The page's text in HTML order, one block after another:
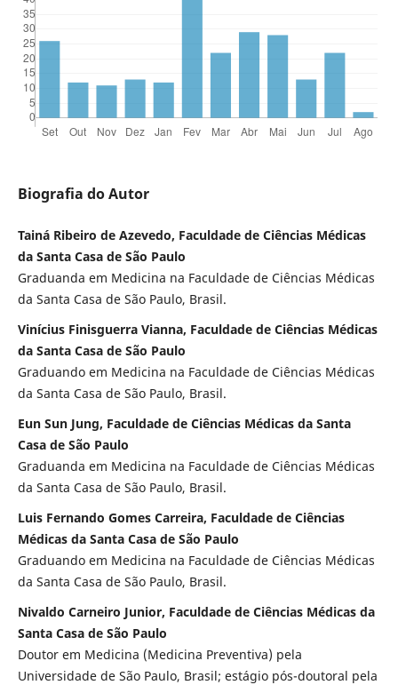
Biografia do Autor
Tainá Ribeiro de Azevedo, Faculdade de Ciências Médicas
da Santa Casa de São Paulo
Graduanda em Medicina na Faculdade de Ciências Médicas
da Santa Casa de São Paulo, Brasil.
Vinícius Finisguerra Vianna, Faculdade de Ciências Médicas
da Santa Casa de São Paulo
Graduando em Medicina na Faculdade de Ciências Médicas
da Santa Casa de São Paulo, Brasil.
Eun Sun Jung, Faculdade de Ciências Médicas da Santa
Casa de São Paulo
Graduanda em Medicina na Faculdade de Ciências Médicas
da Santa Casa de São Paulo, Brasil.
Luis Fernando Gomes Carreira, Faculdade de Ciências
Médicas da Santa Casa de São Paulo
Graduando em Medicina na Faculdade de Ciências Médicas
da Santa Casa de São Paulo, Brasil.
Nivaldo Carneiro Junior, Faculdade de Ciências Médicas da
Santa Casa de São Paulo
Doutor em Medicina (Medicina Preventiva) pela
Universidade de São Paulo, Brasil; estágio pós-doutoral pela